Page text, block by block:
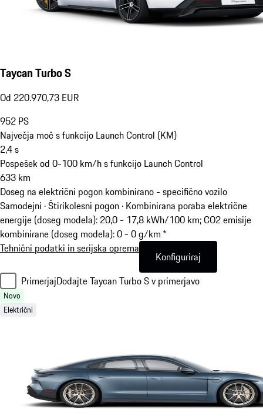
Taycan Turbo S
Od 220.970,73 EUR
952 PS
Največja moč s funkcijo Launch Control (KM)
2,4s
Pospešek od 0-100 km/h s funkcijo Launch Control
633 km
Doseg na električni pogon kombinirano - specifično vozilo
Samodejni · Štirikolesni pogon · Kombinirana poraba električne
energije (doseg modela): 20,0 - 17,8 kWh/100 km; CO2 emisije
kombinirane (doseg modela): 0 - 0 g/km *
Tehnični podatki in serijska oprema
Konfiguriraj
PrimerjajDodajte Taycan Turbo S v primerjavo
Novo
Električni